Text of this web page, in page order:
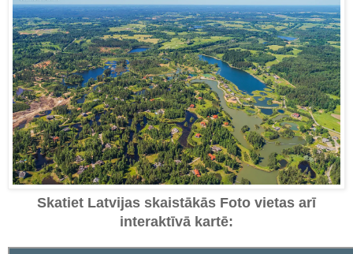
Skatiet Latvijas skaistākās Foto vietas arī
interaktīvā kartē: